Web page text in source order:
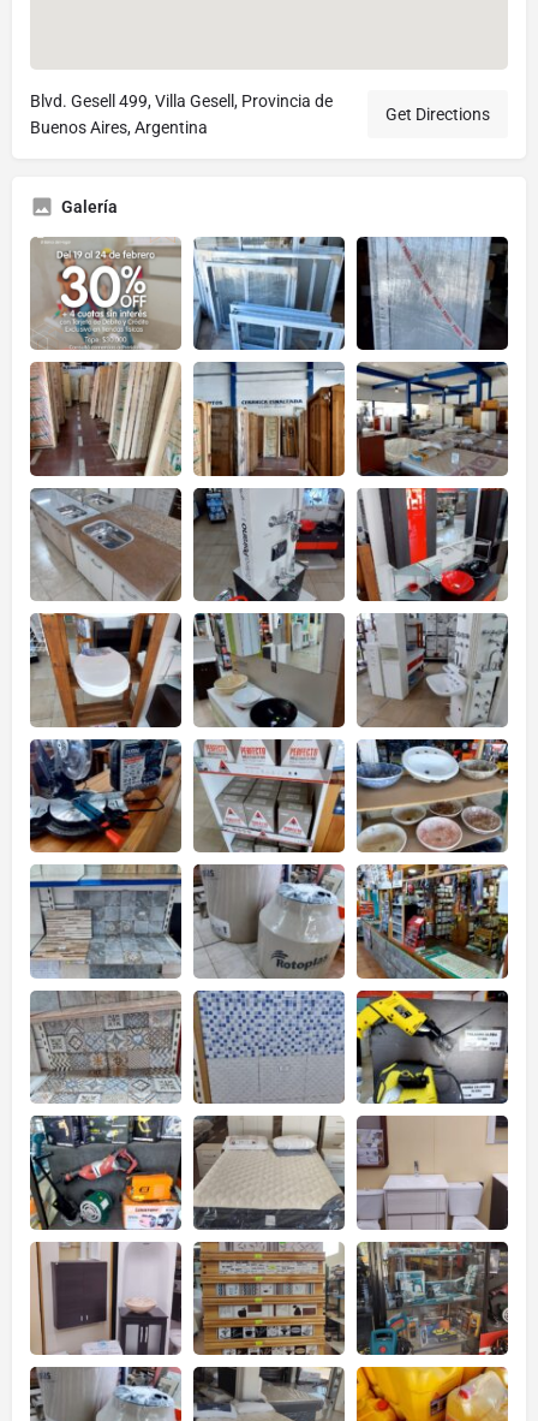
Blvd. Gesell 499, Villa Gesell, Provincia de
Buenos Aires, Argentina
Get Directions
Galería